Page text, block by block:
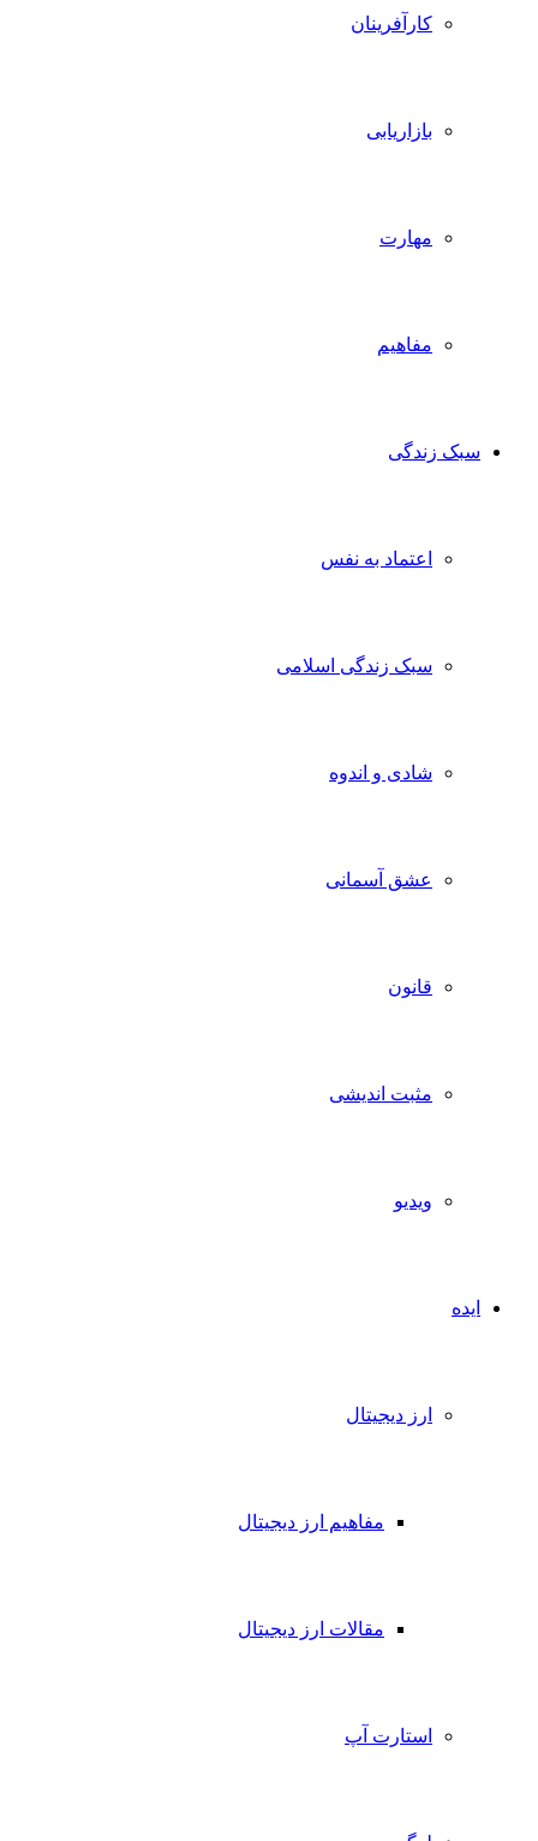
کارآفرینان
بازاریابی
مهارت
مفاهیم
سبک زندگی
اعتماد به نفس
سبک زندگی اسلامی
شادی و اندوه
عشق آسمانی
قانون
مثبت اندیشی
ویدیو
ایده
ارز دیجیتال
مفاهیم ارز دیجیتال
مقالات ارز دیجیتال
استارت آپ